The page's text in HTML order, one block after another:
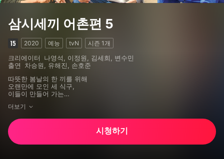
삼시세끼 어촌편 5
2020 예능 tvN 시즌 1 개
크리에이터
나영석, 이정원, 김세희, 변수민
출연
차승원, 유해진, 손호준
따뜻한 봄날의 한 끼를 위해
오랜만에 모인 세 식구,
이들이 만들어 가는
여객선도 닿지 않아 한적한 이곳에서
세 식구의 단란한 섬 생활이 다시 시작된다.
어촌 밥상을 책임지는
더보기
시청하기